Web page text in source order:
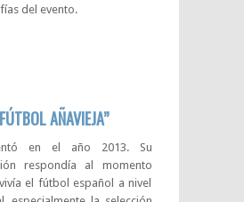
del evento.
AÑAVIEJA”
en el año 2013. Su
respondía al momento
el fútbol español a nivel